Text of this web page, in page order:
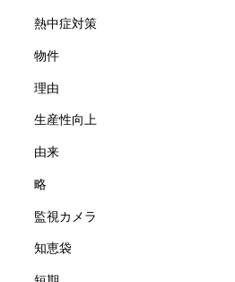
熱中症対策
物件
理由
生産性向上
由来
略
監視カメラ
知恵袋